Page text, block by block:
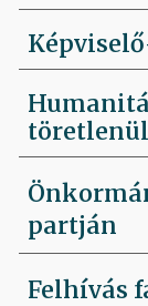
partján
Felhívás